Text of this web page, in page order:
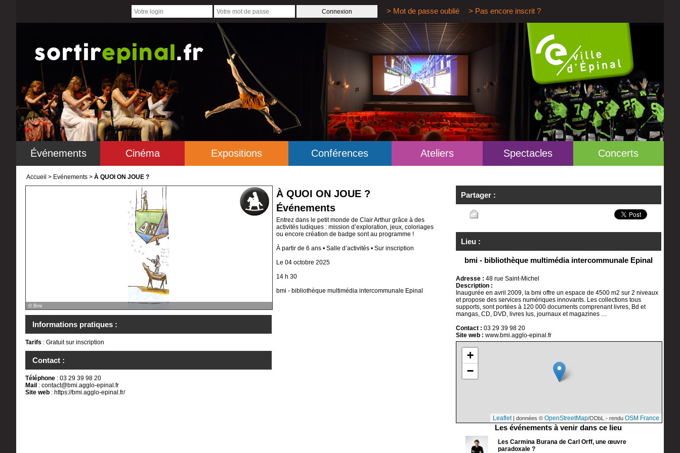
> Mot de passe oublié > Pas encore inscrit ?
Événements Cinéma Expositions Conférences Ateliers Spectacles Concerts
Accueil > Evénements > À QUOI ON JOUE ?
© Bmi
À QUOI ON JOUE ?
Événements
Entrez dans le petit monde de Clair Arthur grâce à des
activités ludiques : mission d’exploration, jeux, coloriages
ou encore création de badge sont au programme !
À partir de 6 ans • Salle d’activités • Sur inscription
Le 04 octobre 2025
14 h 30
bmi - bibliothèque multimédia intercommunale Epinal
Informations pratiques :
Tarifs : Gratuit sur inscription
Contact :
Téléphone : 03 29 39 98 20
Mail : contact@bmi.agglo-epinal.fr
Site web : https://bmi.agglo-epinal.fr/
Partager :
Lieu :
bmi - bibliothèque multimédia intercommunale Epinal
Adresse : 48 rue Saint-Michel
Description :
Inaugurée en avril 2009, la bmi offre un espace de 4500 m2 sur 2 niveaux
et propose des services numériques innovants. Les collections tous
supports, sont portées à 120 000 documents comprenant livres, Bd et
mangas, CD, DVD, livres lus, journaux et magazines …
Contact : 03 29 39 98 20
Site web : www.bmi.agglo-epinal.fr
+
−
Leaflet| données © OpenStreetMap/ODbL - rendu OSM France
Les événements à venir dans ce lieu
Les Carmina Burana de Carl Orff, une œuvre
paradoxale ?